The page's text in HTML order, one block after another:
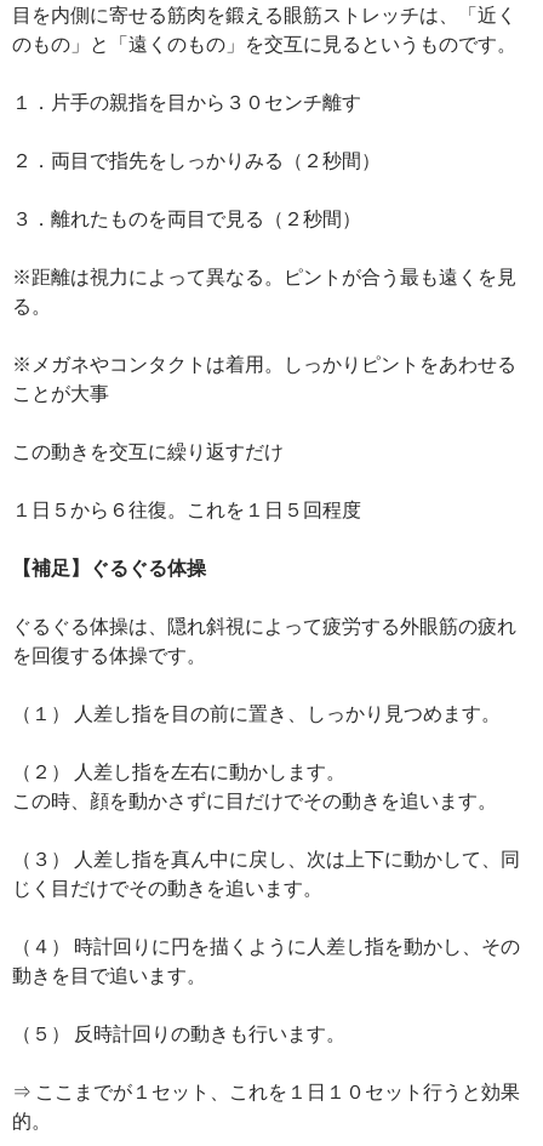
目を内側に寄せる筋肉を鍛える眼筋ストレッチは、「近く
のもの」と「遠くのもの」を交互に見るというものです。
１．片手の親指を目から３０センチ離す
２．両目で指先をしっかりみる（２秒間）
３．離れたものを両目で見る（２秒間）
※距離は視力によって異なる。ピントが合う最も遠くを見
る。
※メガネやコンタクトは着用。しっかりピントをあわせる
ことが大事
この動きを交互に繰り返すだけ
１日５から６往復。これを１日５回程度
【補足】ぐるぐる体操
ぐるぐる体操は、隠れ斜視によって疲労する外眼筋の疲れ
を回復する体操です。
（１） 人差し指を目の前に置き、しっかり見つめます。
（２） 人差し指を左右に動かします。
この時、顔を動かさずに目だけでその動きを追います。
（３） 人差し指を真ん中に戻し、次は上下に動かして、同
じく目だけでその動きを追います。
（４） 時計回りに円を描くように人差し指を動かし、その
動きを目で追います。
（５） 反時計回りの動きも行います。
⇒ ここまでが１セット、これを１日１０セット行うと効果
的。